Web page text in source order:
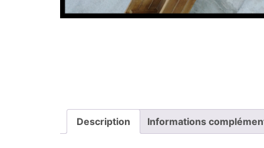
Description Informations